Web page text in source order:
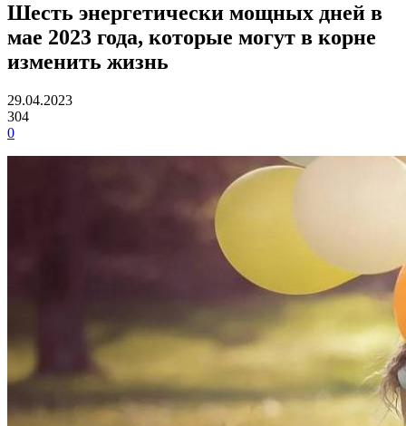
Шесть энергетически мощных дней в
мае 2023 года, которые могут в корне
изменить жизнь
29.04.2023
304
0